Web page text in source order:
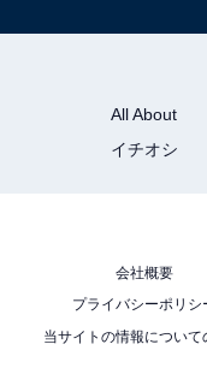
All About
イチオシ
会社概要
プライバシーポリシ
当サイトの情報について